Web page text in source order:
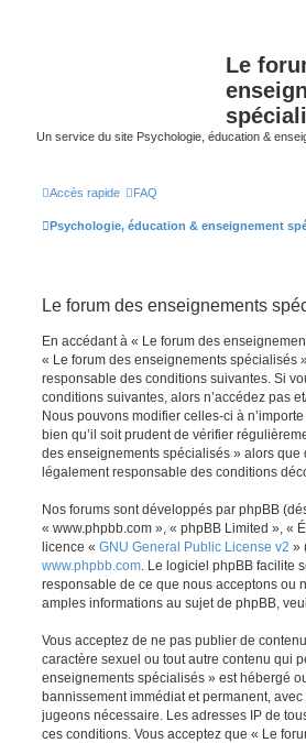
Le
Un service du site Psychologie, éducation &
Accès rapide FAQ
Psychologie, éducation & enseignement
Le forum des enseignements
En accédant à « Le forum des
« Le forum des enseignements spécialisés
responsable des conditions suivantes. Si
conditions suivantes, alors n’accédez pas
Nous pouvons modifier celles-ci à
bien qu’il soit prudent de vérifier
des enseignements spécialisés » alors que
légalement responsable des conditions
Nos forums sont développés par phpBB
« www.phpbb.com », « phpBB Limited », «
licence « GNU General Public License v2 »
www.phpbb.com. Le logiciel phpBB facilite
responsable de ce que nous acceptons ou
amples informations au sujet de phpBB,
Vous acceptez de ne pas publier de
caractère sexuel ou tout autre contenu qui
enseignements spécialisés » est hébergé
bannissement immédiat et permanent,
jugeons nécessaire. Les adresses IP de
ces conditions. Vous acceptez que « Le